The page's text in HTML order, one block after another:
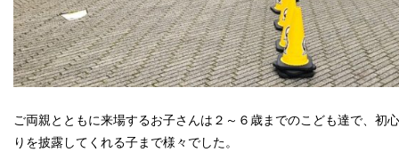
ご両親とともに来場するお子さんは２～６歳までのこども達で、初
りを披露してくれる子まで様々でした。